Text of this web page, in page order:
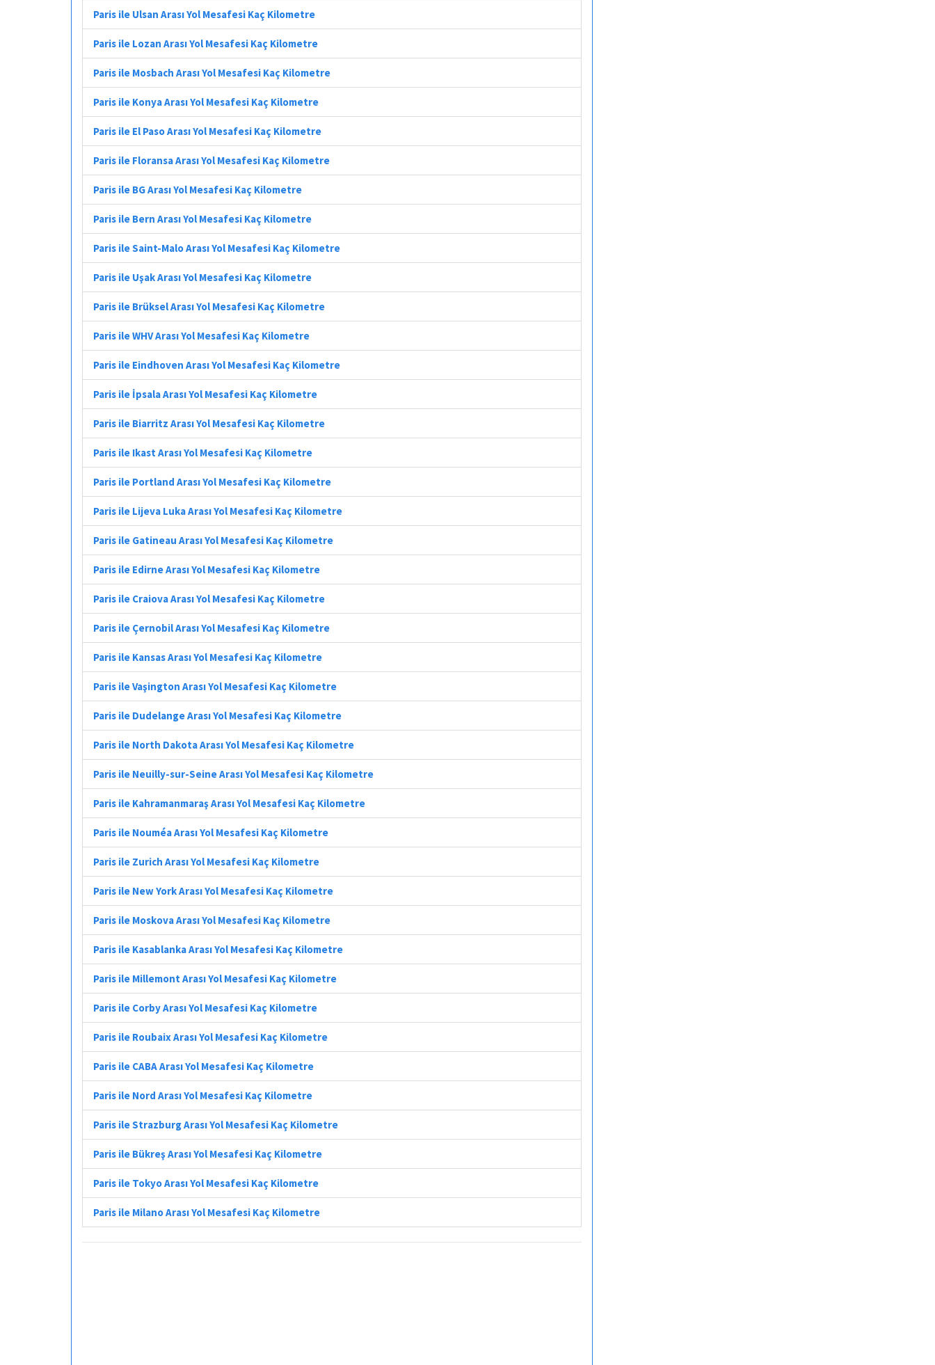
Paris ile Ulsan Arası Yol Mesafesi Kaç Kilometre
Paris ile Lozan Arası Yol Mesafesi Kaç Kilometre
Paris ile Mosbach Arası Yol Mesafesi Kaç Kilometre
Paris ile Konya Arası Yol Mesafesi Kaç Kilometre
Paris ile El Paso Arası Yol Mesafesi Kaç Kilometre
Paris ile Floransa Arası Yol Mesafesi Kaç Kilometre
Paris ile BG Arası Yol Mesafesi Kaç Kilometre
Paris ile Bern Arası Yol Mesafesi Kaç Kilometre
Paris ile Saint-Malo Arası Yol Mesafesi Kaç Kilometre
Paris ile Uşak Arası Yol Mesafesi Kaç Kilometre
Paris ile Brüksel Arası Yol Mesafesi Kaç Kilometre
Paris ile WHV Arası Yol Mesafesi Kaç Kilometre
Paris ile Eindhoven Arası Yol Mesafesi Kaç Kilometre
Paris ile İpsala Arası Yol Mesafesi Kaç Kilometre
Paris ile Biarritz Arası Yol Mesafesi Kaç Kilometre
Paris ile Ikast Arası Yol Mesafesi Kaç Kilometre
Paris ile Portland Arası Yol Mesafesi Kaç Kilometre
Paris ile Lijeva Luka Arası Yol Mesafesi Kaç Kilometre
Paris ile Gatineau Arası Yol Mesafesi Kaç Kilometre
Paris ile Edirne Arası Yol Mesafesi Kaç Kilometre
Paris ile Craiova Arası Yol Mesafesi Kaç Kilometre
Paris ile Çernobil Arası Yol Mesafesi Kaç Kilometre
Paris ile Kansas Arası Yol Mesafesi Kaç Kilometre
Paris ile Vaşington Arası Yol Mesafesi Kaç Kilometre
Paris ile Dudelange Arası Yol Mesafesi Kaç Kilometre
Paris ile North Dakota Arası Yol Mesafesi Kaç Kilometre
Paris ile Neuilly-sur-Seine Arası Yol Mesafesi Kaç Kilometre
Paris ile Kahramanmaraş Arası Yol Mesafesi Kaç Kilometre
Paris ile Nouméa Arası Yol Mesafesi Kaç Kilometre
Paris ile Zurich Arası Yol Mesafesi Kaç Kilometre
Paris ile New York Arası Yol Mesafesi Kaç Kilometre
Paris ile Moskova Arası Yol Mesafesi Kaç Kilometre
Paris ile Kasablanka Arası Yol Mesafesi Kaç Kilometre
Paris ile Millemont Arası Yol Mesafesi Kaç Kilometre
Paris ile Corby Arası Yol Mesafesi Kaç Kilometre
Paris ile Roubaix Arası Yol Mesafesi Kaç Kilometre
Paris ile CABA Arası Yol Mesafesi Kaç Kilometre
Paris ile Nord Arası Yol Mesafesi Kaç Kilometre
Paris ile Strazburg Arası Yol Mesafesi Kaç Kilometre
Paris ile Bükreş Arası Yol Mesafesi Kaç Kilometre
Paris ile Tokyo Arası Yol Mesafesi Kaç Kilometre
Paris ile Milano Arası Yol Mesafesi Kaç Kilometre